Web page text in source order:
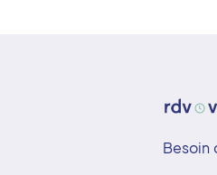
Besoin